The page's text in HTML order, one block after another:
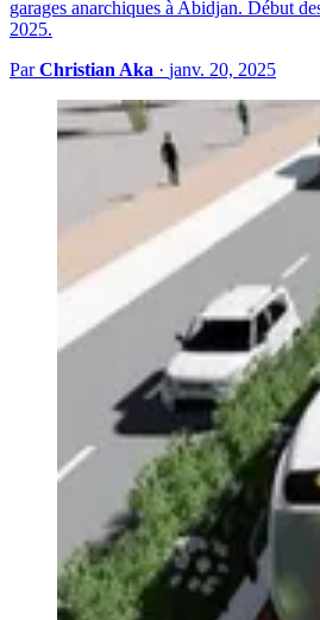
garages anarchiques à Abidjan. Début
2025.
ParChristian Aka · janv. 20, 2025